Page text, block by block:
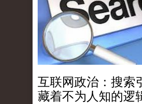
互联网政治：搜索
藏着不为人知的逻